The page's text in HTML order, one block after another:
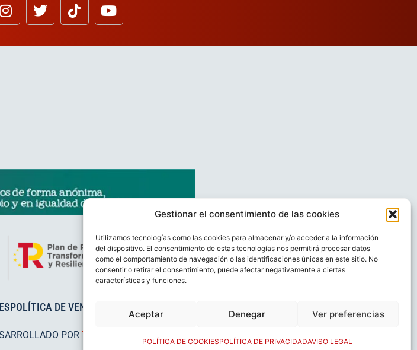
Gestionar el consentimiento de las cookies
Utilizamos tecnologías como las cookies para almacenar y/o acceder a la información
del dispositivo. El consentimiento de estas tecnologías nos permitirá procesar datos
como el comportamiento de navegación o las identificaciones únicas en este sitio. No
consentir o retirar el consentimiento, puede afectar negativamente a ciertas
características y funciones.
Aceptar Denegar Ver preferencias
POLÍTICA DE COOKIESPOLÍTICA DE PRIVACIDADAVISO LEGAL
POLÍTICA DE VENTAS
POR TOOOLS